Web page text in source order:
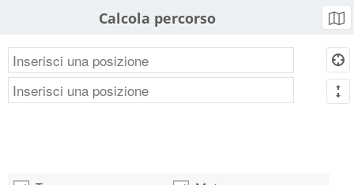
Calcola percorso b
d
m